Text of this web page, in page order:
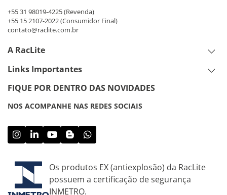
+55 31 98019-4225(Revenda)
+55 15 2107-2022(Consumidor Final)
contato@raclite.com.br
A RacLite
Links Importantes
FIQUE POR DENTRO DAS NOVIDADES
NOS ACOMPANHE NAS REDES SOCIAIS
Os produtos EX (antiexplosão) da RacLite
possuem a certificação de segurança
INMETRO.